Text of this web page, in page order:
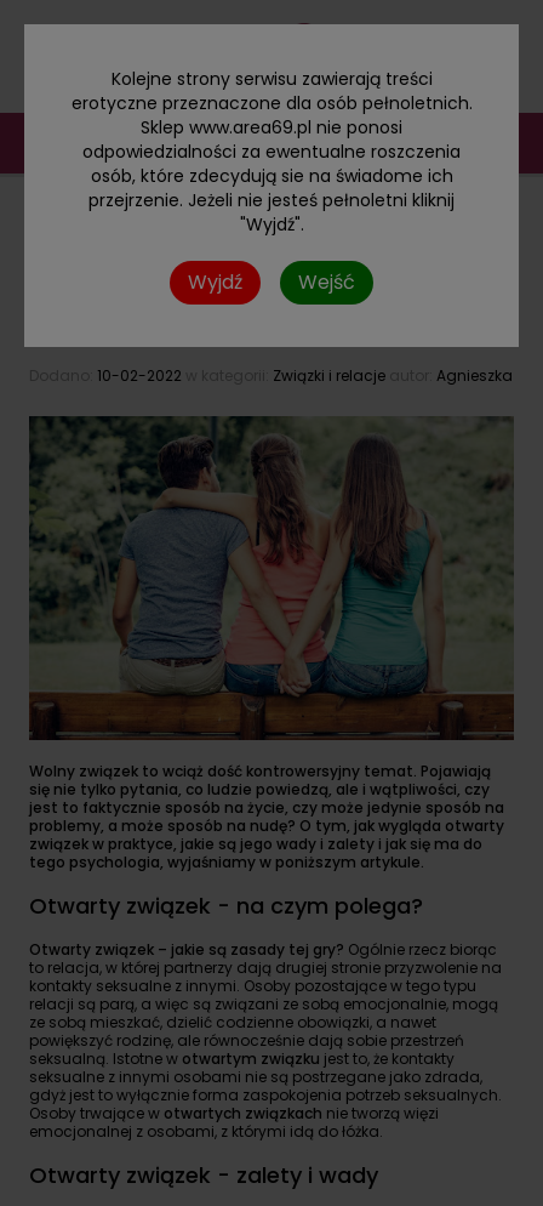
Kolejne strony serwisu zawierają treści
erotyczne przeznaczone dla osób pełnoletnich.
Sklep www.area69.pl nie ponosi
odpowiedzialności za ewentualne roszczenia
osób, które zdecydują sie na świadome ich
przejrzenie. Jeżeli nie jesteś pełnoletni kliknij
"Wyjdź".
Wyjdź Wejść
BLOG KATEGORIE
Otwarty związek - na czym polega, czy może się
10-02-2022 Związki i relacje Agnieszka
Wolny związek to wciąż dość kontrowersyjny temat. Pojawiają
się nie tylko pytania, co ludzie powiedzą, ale i wątpliwości, czy
jest to faktycznie sposób na życie, czy może jedynie sposób na
problemy, a może sposób na nudę? O tym, jak wygląda otwarty
związek w praktyce, jakie są jego wady i zalety i jak się ma do
tego psychologia, wyjaśniamy w poniższym artykule.
Otwarty związek - na czym polega?
Otwarty związek – jakie są zasady tej gry? Ogólnie rzecz biorąc
to relacja, w której partnerzy dają drugiej stronie przyzwolenie na
kontakty seksualne z innymi. Osoby pozostające w tego typu
relacji są parą, a więc są związani ze sobą emocjonalnie, mogą
ze sobą mieszkać, dzielić codzienne obowiązki, a nawet
powiększyć rodzinę, ale równocześnie dają sobie przestrzeń
seksualną. Istotne w otwartym związku jest to, że kontakty
seksualne z innymi osobami nie są postrzegane jako zdrada,
gdyż jest to wyłącznie forma zaspokojenia potrzeb seksualnych.
Osoby trwające w otwartych związkach nie tworzą więzi
emocjonalnej z osobami, z którymi idą do łóżka.
Otwarty związek - zalety i wady